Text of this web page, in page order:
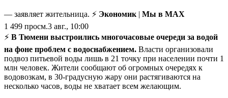
— заявляет жительница. ⚡ Экономик | Мы в MAX
1 499 просм.3 авг., 10:00
⚡️ В Тюмени выстроились многочасовые очереди за водой
на фоне проблем с водоснабжением. Власти организовали
подвоз питьевой воды лишь в 21 точку при населении почти 1
млн человек. Жители сообщают об огромных очередях к
водовозкам, в 30-градусную жару они растягиваются на
несколько часов, воды не хватает всем желающим.